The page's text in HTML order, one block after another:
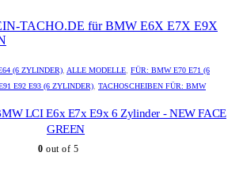
(6 ZYLINDER), ALLE MODELLE, FÜR: BMW E70 E71 (6
E92 E93 (6 ZYLINDER), TACHOSCHEIBEN FÜR: BMW
LCI E6x E7x E9x 6 Zylinder - NEW FACE
GREEN
0 out of 5